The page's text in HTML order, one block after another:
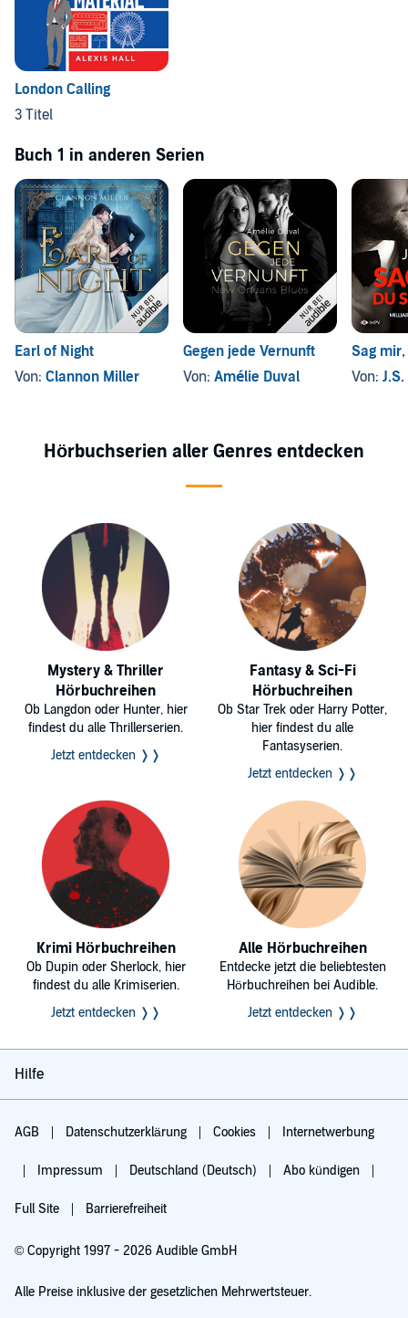
London Calling
3 Titel
Buch 1 in anderen Serien
Earl of Night
Von: Clannon Miller
Gegen jede Vernunft
Von: Amélie Duval
Sag
Von:
Hörbuchserien aller Genres entdecken
Mystery & Thriller
Hörbuchreihen
Ob Langdon oder Hunter, hier
findest du alle Thrillerserien.
Jetzt entdecken ❭❭
Fantasy & Sci-Fi
Hörbuchreihen
Ob Star Trek oder Harry Potter,
hier findest du alle
Fantasyserien.
Jetzt entdecken ❭❭
Krimi Hörbuchreihen
Ob Dupin oder Sherlock, hier
findest du alle Krimiserien.
Jetzt entdecken ❭❭
Alle Hörbuchreihen
Entdecke jetzt die beliebtesten
Hörbuchreihen bei Audible.
Jetzt entdecken ❭❭
Hilfe
AGB Datenschutzerklärung Cookies Internetwerbung
Impressum Deutschland (Deutsch) Abo kündigen
Full Site Barrierefreiheit
© Copyright 1997 - 2026 Audible GmbH
Alle Preise inklusive der gesetzlichen Mehrwertsteuer.